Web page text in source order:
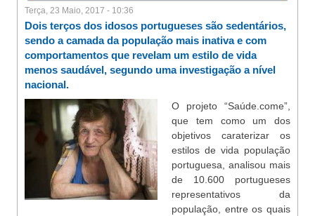
Terça, 23 Maio, 2017 - 10:36
Dois terços dos idosos portugueses são sedentários,
sendo a camada da população mais inativa e com
comportamentos que revelam um estilo de vida
menos saudável, segundo uma investigação a nível
nacional.
O projeto “Saúde.come”,
que tem como um dos
objetivos caraterizar os
estilos de vida população
portuguesa, analisou mais
de 10.600 portugueses
representativos da
população, entre os quais